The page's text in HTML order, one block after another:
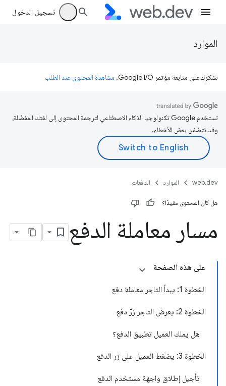
تسجيل الدخول
الموارد
نشكرك على متابعة مؤتمر Google I/O. مشاهدة المحتوى عند الطلب
تستخدم Google تكنولوجيا الذكاء الاصطناعي لترجمة المحتوى إلى لغتك المفضّلة،
وقد تتضمّن بعض الأخطاء.
web.dev الموارد الدفعات
هل كان المحتوى مفيدًا؟
مسار معاملة الدفع
على هذه الصفحة
الخطوة 1: يبدأ التاجر معاملة دفع
الخطوة 2: يعرض التاجر زرّ دفع
هل يملك العميل تطبيق الدفع؟
الخطوة 3: يضغط العميل على زر الدفع
تأجيل إطلاق واجهة مستخدم الدفع